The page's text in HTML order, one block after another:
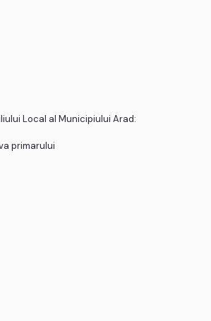
Local al Municipiului Arad:
primarului